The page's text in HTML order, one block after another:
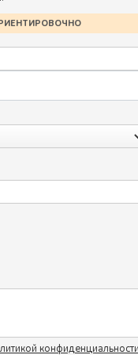
кухня!
всегда
и пользуюсь